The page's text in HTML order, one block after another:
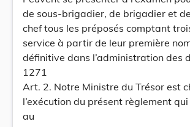
de sous-brigadier, de brigadier et
chef tous les préposés comptant
service à partir de leur première
définitive dans l’administration des
1271
Art. 2. Notre Ministre du Trésor est
l’exécution du présent règlement
au